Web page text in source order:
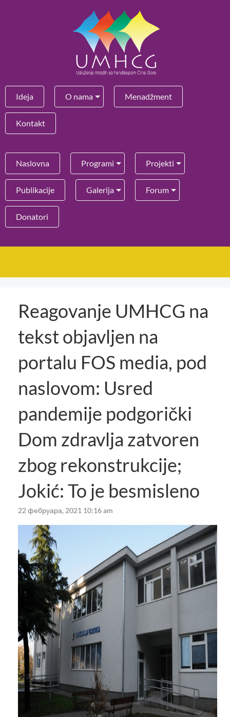
Ideja O nama Menadžment
Kontakt
Naslovna Programi Projekti
Publikacije Galerija Forum
Donatori
Reagovanje UMHCG na
tekst objavljen na
portalu FOS media, pod
naslovom: Usred
pandemije podgorički
Dom zdravlja zatvoren
zbog rekonstrukcije;
Jokić: To je besmisleno
22 фебруара, 2021 10:16 am